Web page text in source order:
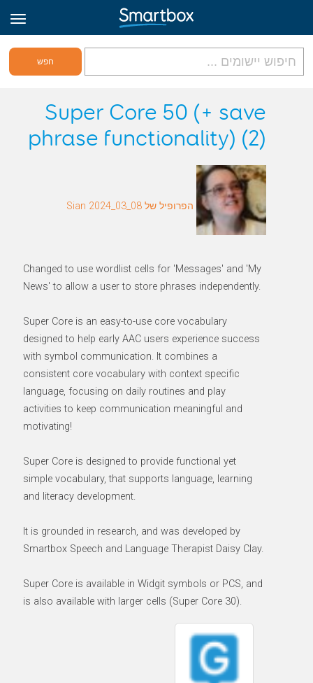
גריד אונליין
היכנס
הירשם לאתר
Super Core 50 (+ save
phrase functionality) (2)
הפרופיל של Sian 2024_03_08
Changed to use wordlist cells for 'Messages' and 'My
News' to allow a user to store phrases independently.
Super Core is an easy-to-use core vocabulary
designed to help early AAC users experience success
with symbol communication. It combines a
consistent core vocabulary with context specific
language, focusing on daily routines and play
activities to keep communication meaningful and
motivating!
Super Core is designed to provide functional yet
simple vocabulary, that supports language, learning
and literacy development.
It is grounded in research, and was developed by
Smartbox Speech and Language Therapist Daisy Clay.
Super Core is available in Widgit symbols or PCS, and
is also available with larger cells (Super Core 30).